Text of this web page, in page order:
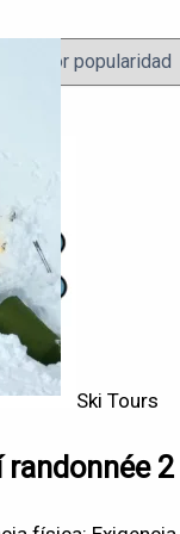
Ski Tours